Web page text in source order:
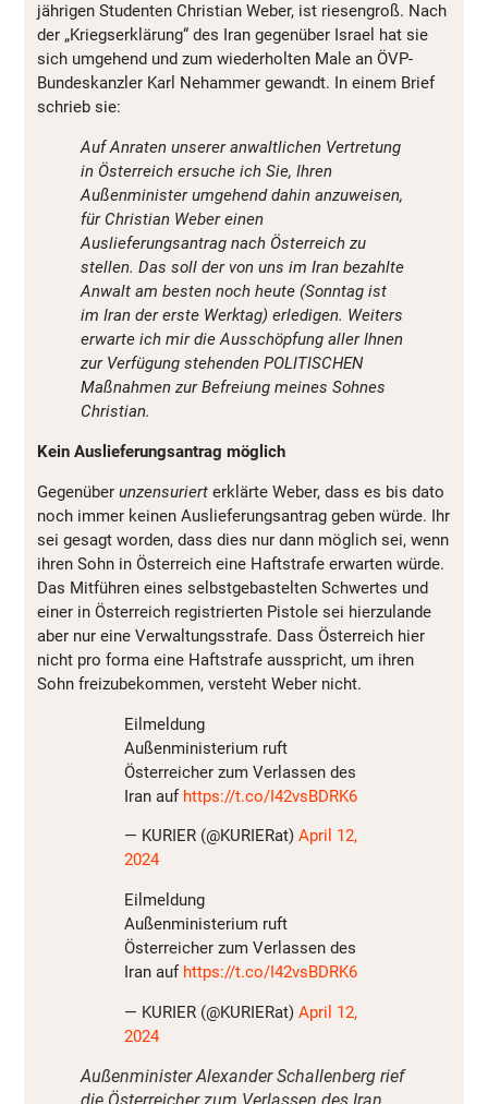
jährigen Studenten Christian Weber, ist riesengroß. Nach
der „Kriegserklärung“ des Iran gegenüber Israel hat sie
sich umgehend und zum wiederholten Male an ÖVP-
Bundeskanzler Karl Nehammer gewandt. In einem Brief
schrieb sie:
Auf Anraten unserer anwaltlichen Vertretung
in Österreich ersuche ich Sie, Ihren
Außenminister umgehend dahin anzuweisen,
für Christian Weber einen
Auslieferungsantrag nach Österreich zu
stellen. Das soll der von uns im Iran bezahlte
Anwalt am besten noch heute (Sonntag ist
im Iran der erste Werktag) erledigen. Weiters
erwarte ich mir die Ausschöpfung aller Ihnen
zur Verfügung stehenden POLITISCHEN
Maßnahmen zur Befreiung meines Sohnes
Christian.
Kein Auslieferungsantrag möglich
Gegenüber unzensuriert erklärte Weber, dass es bis dato
noch immer keinen Auslieferungsantrag geben würde. Ihr
sei gesagt worden, dass dies nur dann möglich sei, wenn
ihren Sohn in Österreich eine Haftstrafe erwarten würde.
Das Mitführen eines selbstgebastelten Schwertes und
einer in Österreich registrierten Pistole sei hierzulande
aber nur eine Verwaltungsstrafe. Dass Österreich hier
nicht pro forma eine Haftstrafe ausspricht, um ihren
Sohn freizubekommen, versteht Weber nicht.
Eilmeldung
Außenministerium ruft
Österreicher zum Verlassen des
Iran auf https://t.co/I42vsBDRK6
— KURIER (@KURIERat) April 12,
2024
Eilmeldung
Außenministerium ruft
Österreicher zum Verlassen des
Iran auf https://t.co/I42vsBDRK6
— KURIER (@KURIERat) April 12,
2024
Außenminister Alexander Schallenberg rief
die Österreicher zum Verlassen des Iran